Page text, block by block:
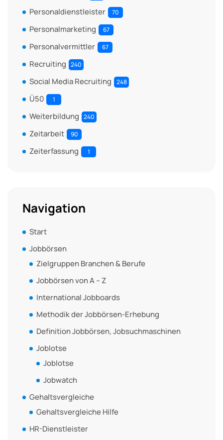
Personaldienstleister 70
Personalmarketing 67
Personalvermittler 67
Recruiting 240
Social Media Recruiting 248
Ü50 1
Weiterbildung 240
Zeitarbeit 90
Zeiterfassung 1
Navigation
Start
Jobbörsen
Zielgruppen Branchen & Berufe
Jobbörsen von A – Z
International Jobboards
Methodik der Jobbörsen-Erhebung
Definition Jobbörsen, Jobsuchmaschinen
Joblotse
Joblotse
Jobwatch
Gehaltsvergleiche
Gehaltsvergleiche Hilfe
HR-Dienstleister